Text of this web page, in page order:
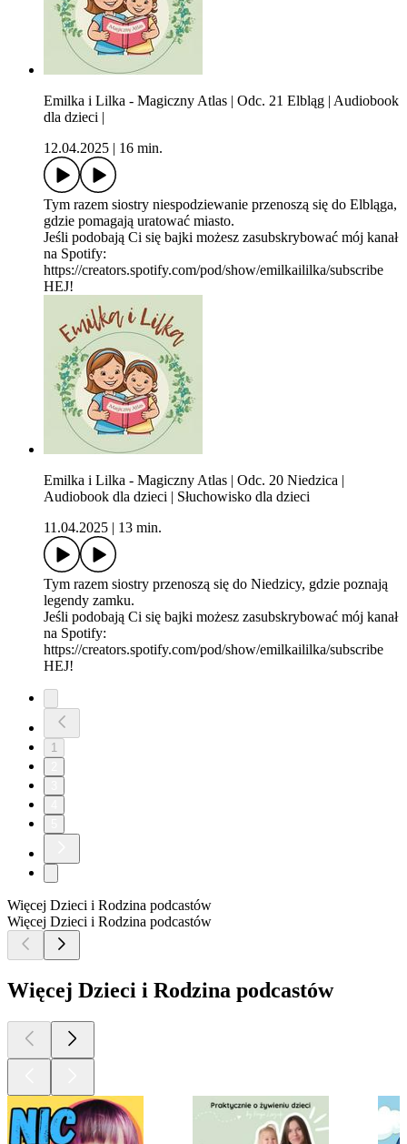
Emilka i Lilka - Magiczny Atlas | Odc. 21 Elbląg | Audiobook
dla dzieci |
12.04.2025
16 min.
Tym razem siostry niespodziewanie przenoszą się do Elbląga,
gdzie pomagają uratować miasto.
Jeśli podobają Ci się bajki możesz zasubskrybować mój kanał
na Spotify:
https://creators.spotify.com/pod/show/emilkaililka/subscribe
HEJ!
Emilka i Lilka - Magiczny Atlas | Odc. 20 Niedzica |
Audiobook dla dzieci | Słuchowisko dla dzieci
11.04.2025
13 min.
Tym razem siostry przenoszą się do Niedzicy, gdzie poznają
legendy zamku.
Jeśli podobają Ci się bajki możesz zasubskrybować mój kanał
na Spotify:
https://creators.spotify.com/pod/show/emilkaililka/subscribe
HEJ!
1
Więcej Dzieci i Rodzina podcastów
Więcej Dzieci i Rodzina podcastów
Więcej Dzieci i Rodzina podcastów